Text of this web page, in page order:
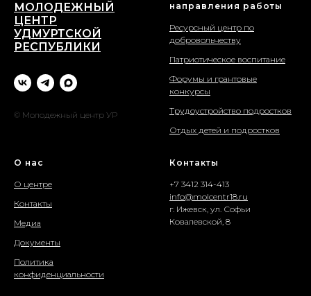
МОЛОДЕЖНЫЙ
ЦЕНТР
УДМУРТСКОЙ
РЕСПУБЛИКИ
© Молодежный центр УР
направления работы
Ресурсный центр по
добровольчеству
Патриотическое воспитание
Форумы и грантовые
конкурсы
Трудоустройство подростков
Отдых детей и подростков
О нас
О центре
Контакты
Медиа
Документы
Политика
конфиденциальности
Контакты
+7 3412 314-413
info@molcentr18.ru
г. Ижевск, ул. Софьи
Ковалевской, 8